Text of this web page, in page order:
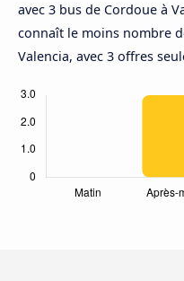
avec 3 bus de Cordoue à
connaît le moins nombre
Valencia, avec 3 offres